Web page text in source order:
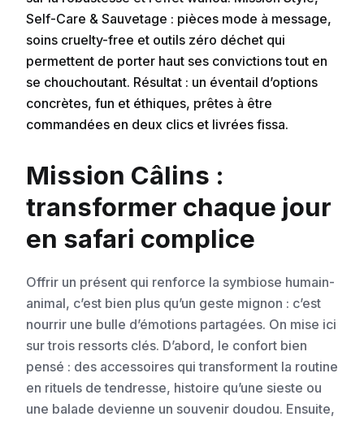
Self-Care & Sauvetage : pièces mode à message,
soins cruelty-free et outils zéro déchet qui
permettent de porter haut ses convictions tout en
se chouchoutant. Résultat : un éventail d’options
concrètes, fun et éthiques, prêtes à être
commandées en deux clics et livrées fissa.
Mission Câlins :
transformer chaque jour
en safari complice
Offrir un présent qui renforce la symbiose humain-
animal, c’est bien plus qu’un geste mignon : c’est
nourrir une bulle d’émotions partagées. On mise ici
sur trois ressorts clés. D’abord, le confort bien
pensé : des accessoires qui transforment la routine
en rituels de tendresse, histoire qu’une sieste ou
une balade devienne un souvenir doudou. Ensuite,